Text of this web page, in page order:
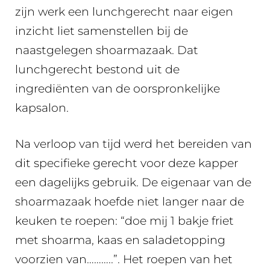
zijn werk een lunchgerecht naar eigen
inzicht liet samenstellen bij de
naastgelegen shoarmazaak. Dat
lunchgerecht bestond uit de
ingrediënten van de oorspronkelijke
kapsalon.
Na verloop van tijd werd het bereiden van
dit specifieke gerecht voor deze kapper
een dagelijks gebruik. De eigenaar van de
shoarmazaak hoefde niet langer naar de
keuken te roepen: “doe mij 1 bakje friet
met shoarma, kaas en saladetopping
voorzien van………..”. Het roepen van het